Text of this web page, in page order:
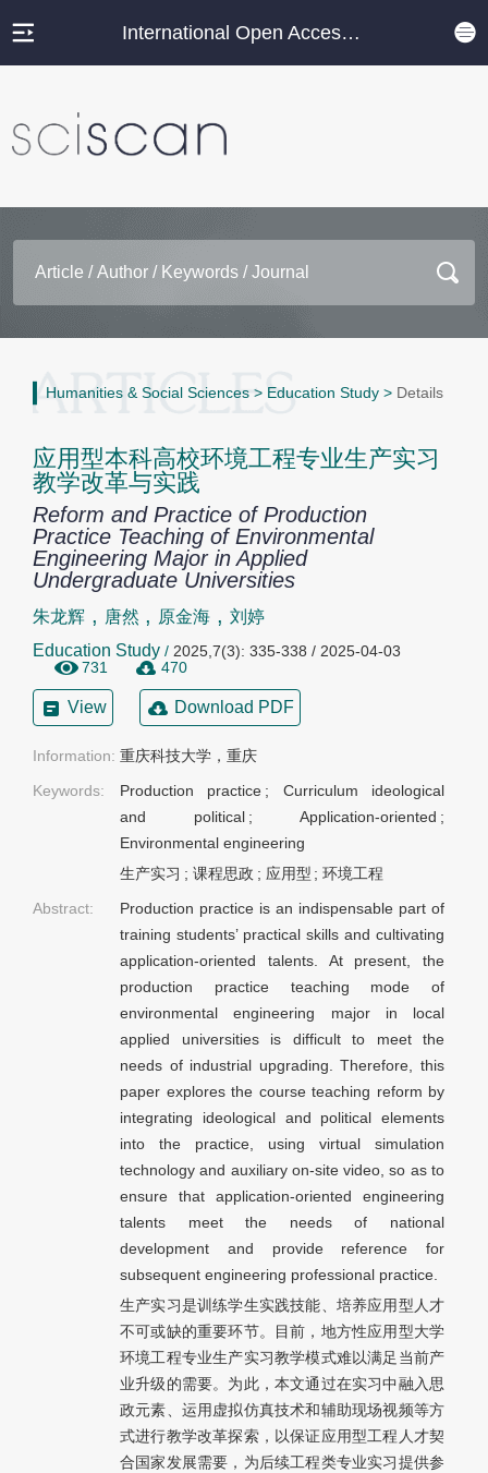
International Open Access Journal Platform
Humanities & Social Sciences > Education Study > Details
应用型本科高校环境工程专业生产实习
教学改革与实践
Reform and Practice of Production
Practice Teaching of Environmental
Engineering Major in Applied
Undergraduate Universities
朱龙辉 , 唐然 , 原金海 , 刘婷
Education Study / 2025,7(3): 335-338 / 2025-04-03
731
470
View Download PDF
Information: 重庆科技大学，重庆
Keywords:
Production practice ; Curriculum ideological
and political ;Application-oriented ;
Environmental engineering
生产实习 ; 课程思政 ; 应用型 ;环境工程
Abstract:
Production practice is an indispensable part of
training students’ practical skills and cultivating
application-oriented talents. At present, the
production practice teaching mode of
environmental engineering major in local
applied universities is difficult to meet the
needs of industrial upgrading. Therefore, this
paper explores the course teaching reform by
integrating ideological and political elements
into the practice, using virtual simulation
technology and auxiliary on-site video, so as to
ensure that application-oriented engineering
talents meet the needs of national
development and provide reference for
subsequent engineering professional practice.
生产实习是训练学生实践技能、培养应用型人才
不可或缺的重要环节。目前，地方性应用型大学
环境工程专业生产实习教学模式难以满足当前产
业升级的需要。为此，本文通过在实习中融入思
政元素、运用虚拟仿真技术和辅助现场视频等方
式进行教学改革探索，以保证应用型工程人才契
合国家发展需要，为后续工程类专业实习提供参